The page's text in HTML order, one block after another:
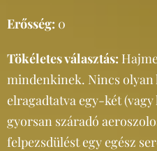
Erősség: 0
Tökéletes választás:
mindenkinek. Nincs olyan
elragadtatva egy-két
gyorsan száradó
felpezsdülést egy egész